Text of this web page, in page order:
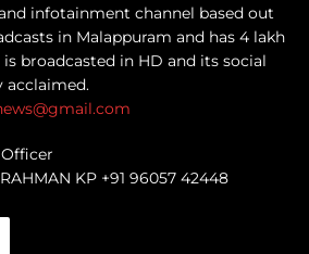
infotainment channel based out
in Malappuram and has 4 lakh
is broadcasted in HD and its social
acclaimed.
KP +91 96057 42448